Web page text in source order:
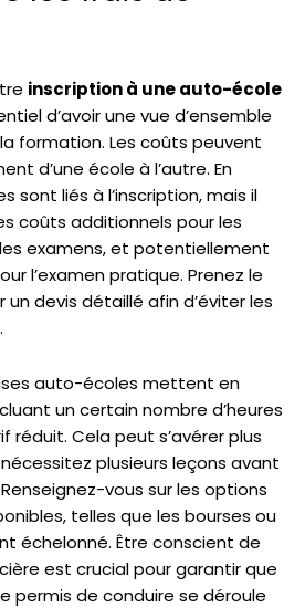
inscription à une auto-école
d’avoir une vue d’ensemble
formation. Les coûts peuvent
d’une école à l’autre. En
sont liés à l’inscription, mais il
coûts additionnels pour les
examens, et potentiellement
l’examen pratique. Prenez le
devis détaillé afin d’éviter les
auto-écoles mettent en
un certain nombre d’heures
réduit. Cela peut s’avérer plus
plusieurs leçons avant
vous sur les options
telles que les bourses ou
échelonné. Être conscient de
est crucial pour garantir que
permis de conduire se déroule